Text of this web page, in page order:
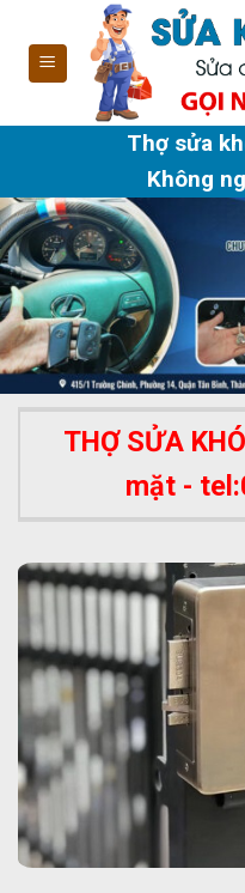
content
Thợ sửa
Không
THỢ SỬA
mặt -